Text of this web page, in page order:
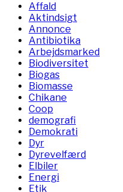
Affald
Aktindsigt
Annonce
Antibiotika
Arbejdsmarked
Biodiversitet
Biogas
Biomasse
Chikane
Coop
demografi
Demokrati
Dyr
Dyrevelfærd
Elbiler
Energi
Etik